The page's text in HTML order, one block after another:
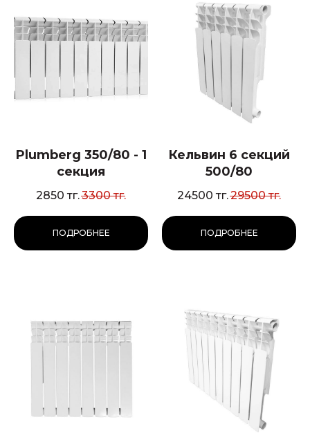
Plumberg 350/80 - 1
секция
2850 тг.3300 тг.
ПОДРОБНЕЕ
Кельвин 6 секций
500/80
24500 тг.29500 тг.
ПОДРОБНЕЕ